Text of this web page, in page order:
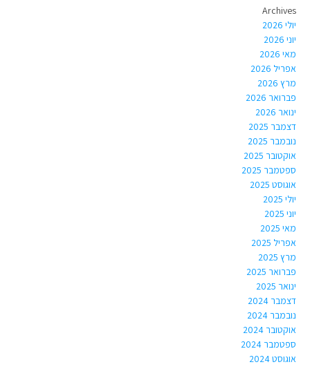
Archives
יולי 2026
יוני 2026
מאי 2026
אפריל 2026
מרץ 2026
פברואר 2026
ינואר 2026
דצמבר 2025
נובמבר 2025
אוקטובר 2025
ספטמבר 2025
אוגוסט 2025
יולי 2025
יוני 2025
מאי 2025
אפריל 2025
מרץ 2025
פברואר 2025
ינואר 2025
דצמבר 2024
נובמבר 2024
אוקטובר 2024
ספטמבר 2024
אוגוסט 2024